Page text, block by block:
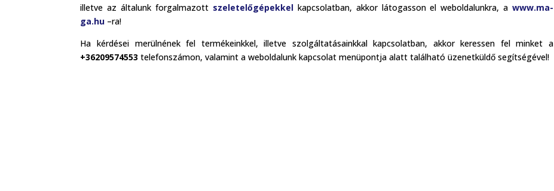
illetve az általunk forgalmazott szeletelőgépekkelkapcsolatban, akkor látogasson el weboldalunkra, awww.ma-
ga.hu –ra!
Ha kérdései merülnének fel termékeinkkel, illetve szolgáltatásainkkal kapcsolatban, akkor keressen fel minket a
+36209574553 telefonszámon, valamint a weboldalunk kapcsolat menüpontja alatt található üzenetküldő segítségével!